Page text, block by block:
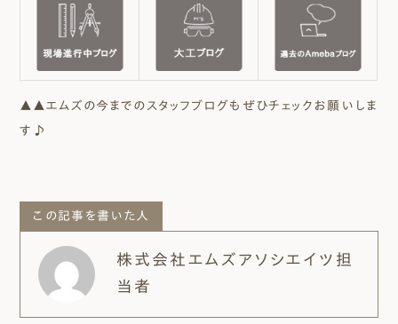
▲▲エムズの今までのスタッフブログもぜひチェックお願いしま
す♪
この記事を書いた人
株式会社エムズアソシエイツ担
当者